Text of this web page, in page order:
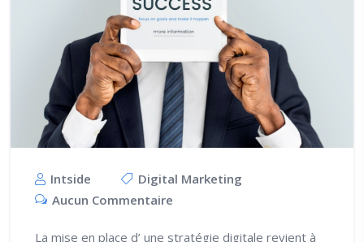
Intside
Digital Marketing
Aucun Commentaire
La mise en place d’ une stratégie digitale revient à